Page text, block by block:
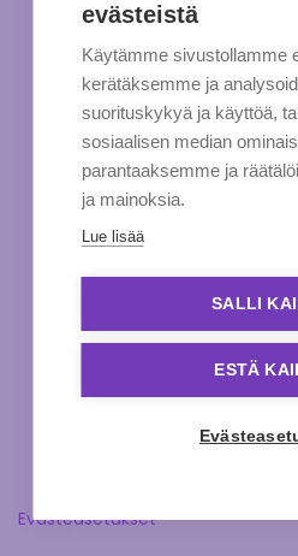
Evästeasetukset
evästeistä
Käytämme sivustollamme
kerätäksemme ja
suorituskykyä ja käyttöä,
sosiaalisen median
parantaaksemme ja
ja mainoksia.
Lue lisää
SALLI
ESTÄ